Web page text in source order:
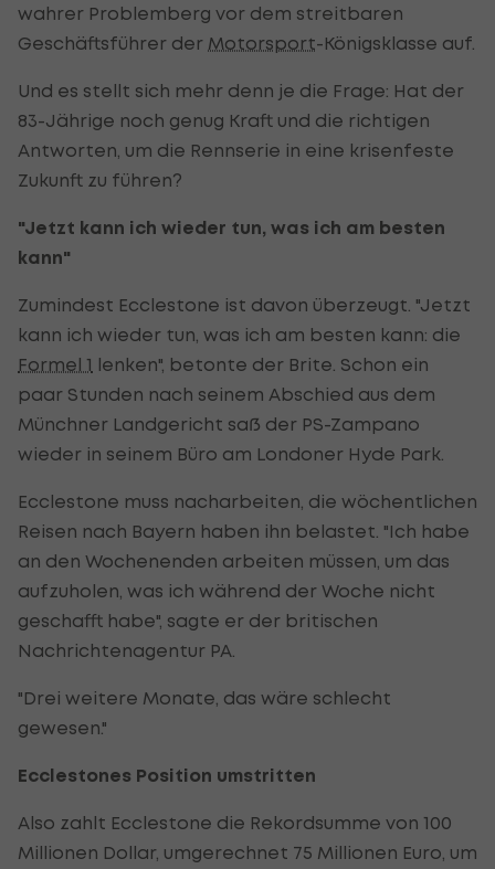
wahrer Problemberg vor dem streitbaren
Geschäftsführer der Motorsport-Königsklasse auf.
Und es stellt sich mehr denn je die Frage: Hat der
83-Jährige noch genug Kraft und die richtigen
Antworten, um die Rennserie in eine krisenfeste
Zukunft zu führen?
"Jetzt kann ich wieder tun, was ich am besten
kann"
Zumindest Ecclestone ist davon überzeugt. "Jetzt
kann ich wieder tun, was ich am besten kann: die
Formel 1 lenken", betonte der Brite. Schon ein
paar Stunden nach seinem Abschied aus dem
Münchner Landgericht saß der PS-Zampano
wieder in seinem Büro am Londoner Hyde Park.
Ecclestone muss nacharbeiten, die wöchentlichen
Reisen nach Bayern haben ihn belastet. "Ich habe
an den Wochenenden arbeiten müssen, um das
aufzuholen, was ich während der Woche nicht
geschafft habe", sagte er der britischen
Nachrichtenagentur PA.
"Drei weitere Monate, das wäre schlecht
gewesen."
Ecclestones Position umstritten
Also zahlt Ecclestone die Rekordsumme von 100
Millionen Dollar, umgerechnet 75 Millionen Euro, um